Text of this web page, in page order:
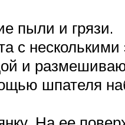
пыли и грязи.
с несколькими
и
шпателя